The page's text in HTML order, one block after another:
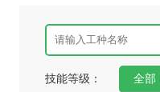
技能等级： 全部